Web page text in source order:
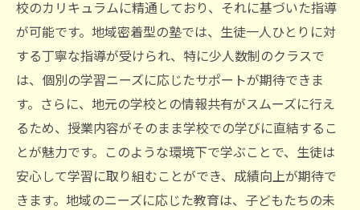
校のカリキュラムに精通しており、それに基づいた指導
が可能です。地域密着型の塾では、生徒一人ひとりに対
する丁寧な指導が受けられ、特に少人数制のクラスで
は、個別の学習ニーズに応じたサポートが期待できま
す。さらに、地元の学校との情報共有がスムーズに行え
るため、授業内容がそのまま学校での学びに直結するこ
とが魅力です。このような環境下で学ぶことで、生徒は
安心して学習に取り組むことができ、成績向上が期待で
きます。地域のニーズに応じた教育は、子どもたちの未